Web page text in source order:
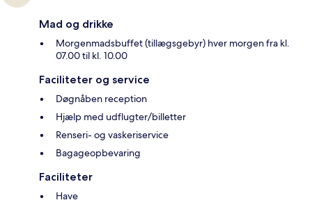
Mad og drikke
Morgenmadsbuffet (tillægsgebyr) hver morgen fra kl.
07.00 til kl. 10.00
Faciliteter og service
Døgnåben reception
Hjælp med udflugter/billetter
Renseri- og vaskeriservice
Bagageopbevaring
Faciliteter
Have